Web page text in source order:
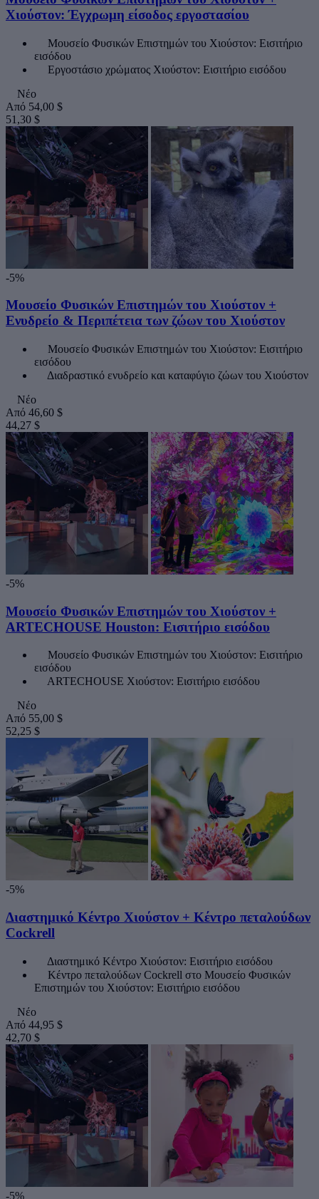
Χιούστον: Έγχρωμη είσοδος εργοστασίου
Μουσείο Φυσικών Επιστημών του Χιούστον: Εισιτήριο
εισόδου
Εργοστάσιο χρώματος Χιούστον: Εισιτήριο εισόδου
Νέο
Από 54,00 $
51,30 $
-5%
Μουσείο Φυσικών Επιστημών του Χιούστον +
Ενυδρείο & Περιπέτεια των ζώων του Χιούστον
Μουσείο Φυσικών Επιστημών του Χιούστον: Εισιτήριο
εισόδου
Διαδραστικό ενυδρείο και καταφύγιο ζώων του Χιούστον
Νέο
Από 46,60 $
44,27 $
-5%
Μουσείο Φυσικών Επιστημών του Χιούστον +
ARTECHOUSE Houston: Εισιτήριο εισόδου
Μουσείο Φυσικών Επιστημών του Χιούστον: Εισιτήριο
εισόδου
ARTECHOUSE Χιούστον: Εισιτήριο εισόδου
Νέο
Από 55,00 $
52,25 $
-5%
Διαστημικό Κέντρο Χιούστον + Κέντρο πεταλούδων
Cockrell
Διαστημικό Κέντρο Χιούστον: Εισιτήριο εισόδου
Κέντρο πεταλούδων Cockrell στο Μουσείο Φυσικών
Επιστημών του Χιούστον: Εισιτήριο εισόδου
Νέο
Από 44,95 $
42,70 $
-5%